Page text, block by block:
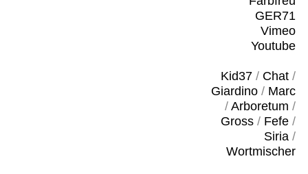
GER71
Vimeo
Youtube
Kid37/ Chat/
Giardino/ Marc
/ Arboretum /
Gross/ Fefe/
Siria/
Wortmischer